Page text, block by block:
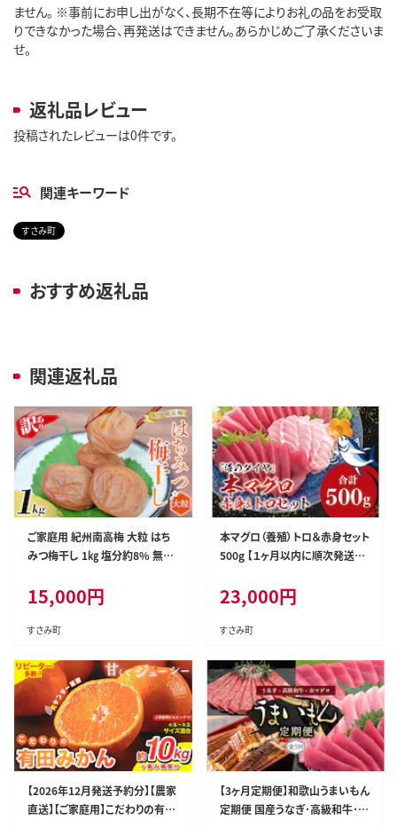
ません。 ※事前にお申し出がなく、長期不在等によりお礼の品をお受取
りできなかった場合、再発送はできません。あらかじめご了承くださいま
せ。
返礼品レビュー
投稿されたレビューは0件です。
関連キーワード
すさみ町
おすすめ返礼品
関連返礼品
ご家庭用 紀州南高梅 大粒 はち
みつ梅干し 1㎏ 塩分約8% 無選
ウメ ハチミツ すさみ町 within2
025【khs118】
15,000円
すさみ町
本マグロ（養殖）トロ＆赤身セット
500g 【１ヶ月以内に順次発送】
まぐろ マグロ 鮪 刺身 赤身 柵 じ
ゃばらまぐろ 本マグロ 本鮪【nks
110D】
23,000円
すさみ町
【2026年12月発送予約分】【農家
直送】【ご家庭用】こだわりの有田
【3ヶ月定期便】和歌山うまいもん
定期便 国産うなぎ･高級和牛･本